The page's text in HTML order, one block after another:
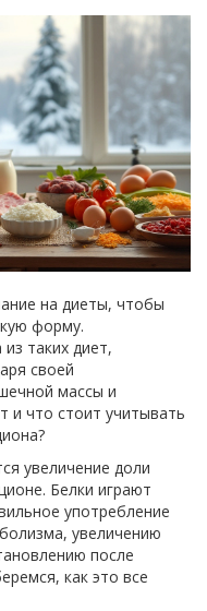
на диеты, чтобы
форму.
таких диет,
своей
массы и
и что стоит учитывать
увеличение доли
Белки играют
употребление
увеличению
после
как это все